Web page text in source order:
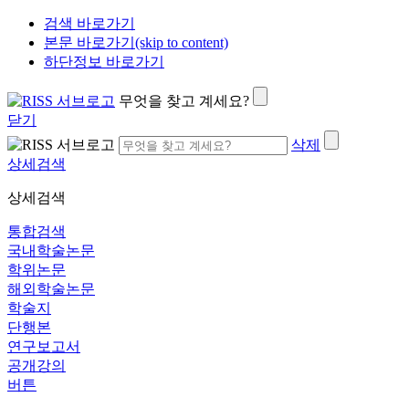
검색 바로가기
본문 바로가기(skip to content)
하단정보 바로가기
무엇을 찾고 계세요?
닫기
삭제
상세검색
상세검색
통합검색
국내학술논문
학위논문
해외학술논문
학술지
단행본
연구보고서
공개강의
버튼